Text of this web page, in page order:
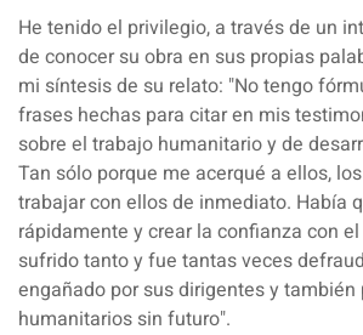
He tenido el privilegio, a través de un
de conocer su obra en sus propias
mi síntesis de su relato: "No tengo
frases hechas para citar en mis
sobre el trabajo humanitario y de
Tan sólo porque me acerqué a ellos,
trabajar con ellos de inmediato. Había
rápidamente y crear la confianza con
sufrido tanto y fue tantas veces
engañado por sus dirigentes y también
humanitarios sin futuro".